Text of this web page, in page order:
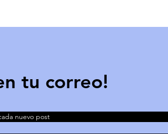
tu correo!
nuevo post